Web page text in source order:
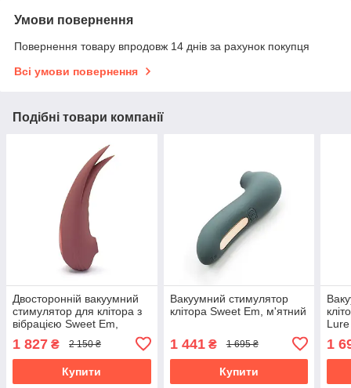
Умови повернення
Повернення товару впродовж 14 днів за рахунок покупця
Всі умови повернення
Подібні товари компанії
Двосторонній вакуумний
стимулятор для клітора з
вібрацією Sweet Em,
1 827 ₴ 2 150 ₴
Купити
Вакуумний стимулятор
клітора Sweet Em, м'ятний
1 441₴ 1 695 ₴
Купити
1